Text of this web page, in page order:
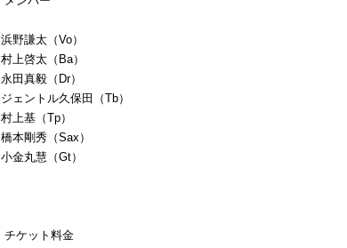
浜野謙太（Vo）
村上啓太（Ba）
永田真毅（Dr）
ジェントル久保田（Tb）
村上基（Tp）
橋本剛秀（Sax）
小金丸慧（Gt）
チケット料金